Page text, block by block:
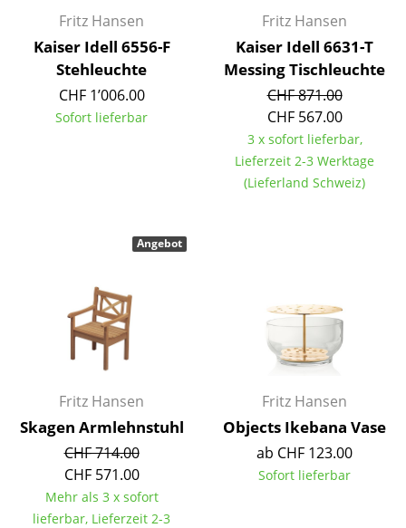
Teppiche
Vorhänge
... alle Accessoires
Schlafzimmer
Kinderzimmer
Arbeitszimmer
Diele
Badezimmer
Stauraum
Balkon & Garten
Fritz Hansen
Kaiser Idell 6556-F
Stehleuchte
CHF 1’006.00
Sofort lieferbar
Fritz Hansen
Kaiser Idell 6631-T
Messing Tischleuchte
CHF 871.00
CHF 567.00
3 x sofort lieferbar,
Lieferzeit 2-3 Werktage
(Lieferland Schweiz)
Fritz Hansen
Skagen Armlehnstuhl
CHF 714.00
CHF 571.00
Mehr als 3 x sofort
lieferbar, Lieferzeit 2-3
Angebot
Fritz Hansen
Objects Ikebana Vase
ab CHF 123.00
Sofort lieferbar